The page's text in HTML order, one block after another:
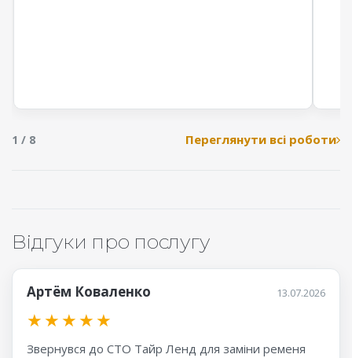
1 / 8 Переглянути всі роботи
Відгуки про послугу
Артём Коваленко 13.07.2026
★★★★★
Звернувся до СТО Тайр Ленд для заміни ременя